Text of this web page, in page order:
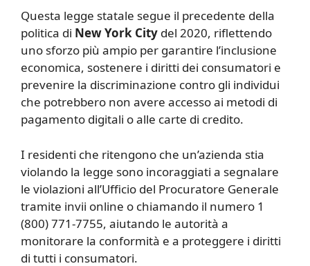
Questa legge statale segue il precedente della
politica di New York City del 2020, riflettendo
uno sforzo più ampio per garantire l’inclusione
economica, sostenere i diritti dei consumatori e
prevenire la discriminazione contro gli individui
che potrebbero non avere accesso ai metodi di
pagamento digitali o alle carte di credito.
I residenti che ritengono che un’azienda stia
violando la legge sono incoraggiati a segnalare
le violazioni all’Ufficio del Procuratore Generale
tramite invii online o chiamando il numero 1
(800) 771-7755, aiutando le autorità a
monitorare la conformità e a proteggere i diritti
di tutti i consumatori.